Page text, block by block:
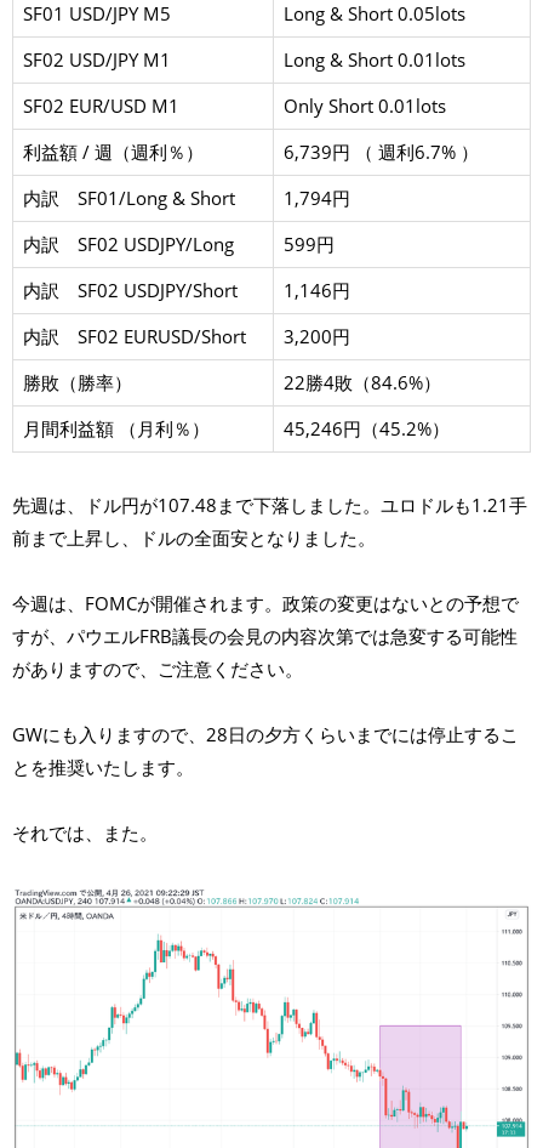
SF01 USD/JPY M5
Long & Short 0.05lots
SF02 USD/JPY M1
Long & Short 0.01lots
SF02 EUR/USD M1
Only Short 0.01lots
利益額 / 週（週利％）
6,739円 （ 週利6.7% ）
内訳 SF01/Long & Short
1,794円
内訳 SF02 USDJPY/Long
599円
内訳 SF02 USDJPY/Short
1,146円
内訳 SF02 EURUSD/Short
3,200円
勝敗（勝率）
22勝4敗（84.6%）
月間利益額 （月利％）
45,246円（45.2%）
先週は、ドル円が107.48まで下落しました。ユロドルも1.21手
前まで上昇し、ドルの全面安となりました。
今週は、FOMCが開催されます。政策の変更はないとの予想で
すが、パウエルFRB議長の会見の内容次第では急変する可能性
がありますので、ご注意ください。
GWにも入りますので、28日の夕方くらいまでには停止するこ
とを推奨いたします。
それでは、また。